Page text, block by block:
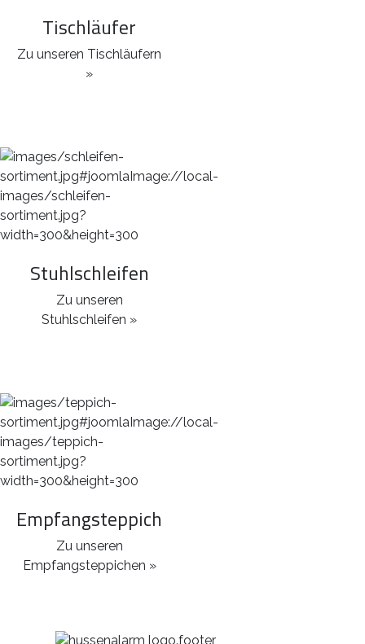
Tischläufer
Zu unseren Tischläufern
»
Stuhlschleifen
Zu unseren
Stuhlschleifen »
Empfangsteppich
Zu unseren
Empfangsteppichen »